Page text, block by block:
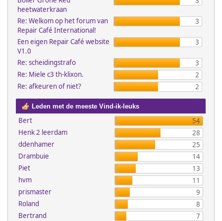
heetwaterkraan
Re: Welkom op het forum van
Repair Café International!
3
Een eigen Repair Café website
V1.0
3
Re: scheidingstrafo
3
Re: Miele c3 th-klixon.
2
Re: afkeuren of niet?
2
Leden met de meeste Vind-ik-leuks
Bert
54
Henk 2 leerdam
28
ddenhamer
25
Drambuie
14
Piet
13
hvm
11
prismaster
9
Roland
8
Bertrand
7